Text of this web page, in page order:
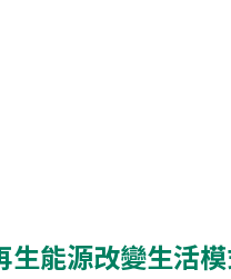
生能源改變生活